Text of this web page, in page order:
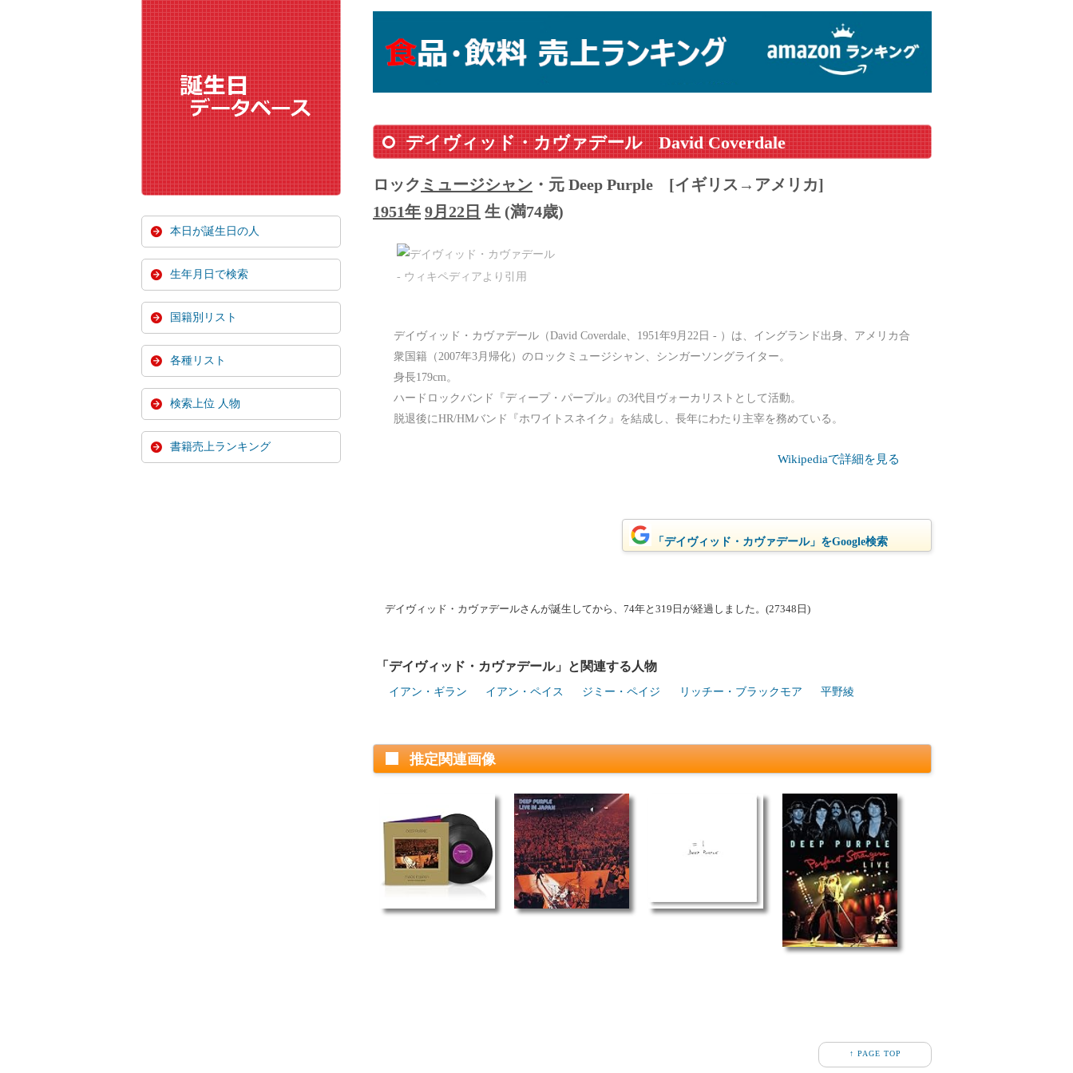
デイヴィッド・カヴァデール David Coverdale
ロック ミュージシャン ・元 Deep Purple
[イギリス→アメリカ]
1951年 9月22日 生 (満74歳)
デイヴィッド・カヴァデール（David Coverdale、1951年9月22日 - ）は、イングランド出身、アメリカ合
衆国籍（2007年3月帰化）のロックミュージシャン、シンガーソングライター。
身長179cm。
ハードロックバンド『ディープ・パープル』の3代目ヴォーカリストとして活動。
脱退後にHR/HMバンド『ホワイトスネイク』を結成し、長年にわたり主宰を務めている。
Wikipediaで詳細を見る
「デイヴィッド・カヴァデール」をGoogle検索
デイヴィッド・カヴァデールさんが誕生してから、74年と319日が経過しました。(27348日)
「デイヴィッド・カヴァデール」と関連する人物
イアン・ギラン イアン・ペイス ジミー・ペイジ リッチー・ブラックモア 平野綾
推定関連画像
本日が誕生日の人
生年月日で検索
国籍別リスト
各種リスト
検索上位 人物
書籍売上ランキング
↑ PAGE TOP